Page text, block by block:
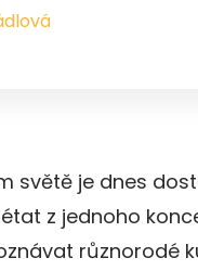
světě je dnes
z jednoho
různorodé